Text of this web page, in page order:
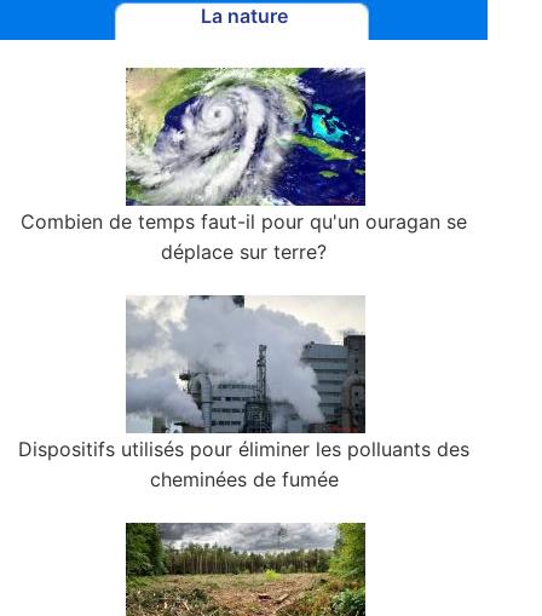
La nature
Combien de temps faut-il pour qu'un ouragan se
déplace sur terre?
Dispositifs utilisés pour éliminer les polluants des
cheminées de fumée